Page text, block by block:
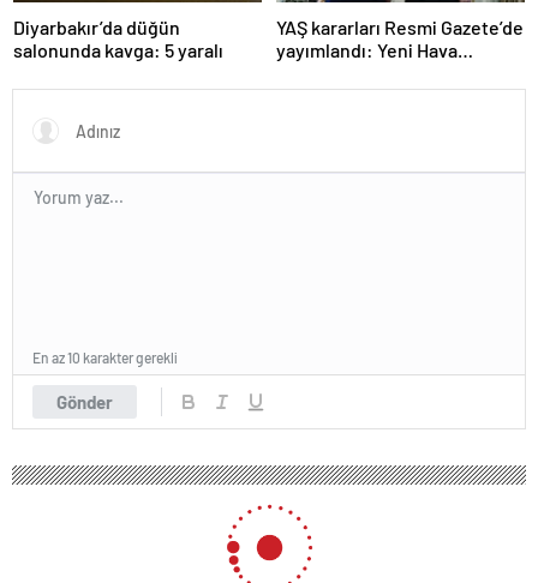
Diyarbakır’da düğün
salonunda kavga: 5 yaralı
YAŞ kararları Resmi Gazete’de
yayımlandı: Yeni Hava
Orgeneral Rafet Dalkıran
Gönder
En az 10 karakter gerekli